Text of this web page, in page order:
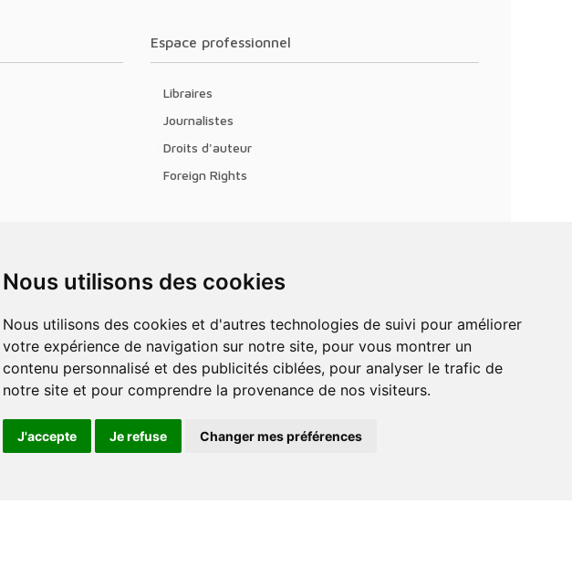
Nous utilisons des cookies
Nous utilisons des cookies et d'autres technologies de suivi pour améliorer
votre expérience de navigation sur notre site, pour vous montrer un
contenu personnalisé et des publicités ciblées, pour analyser le trafic de
notre site et pour comprendre la provenance de nos visiteurs.
J'accepte Je refuse Changer mes préférences
Espace professionnel
Libraires
Journalistes
Droits d'auteur
Foreign Rights
nos nouvelles offres,
sur les ventes et les
vous désinscrire à tout moment.
politique de protection de vos